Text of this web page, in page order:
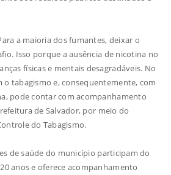
a maioria dos fumantes, deixar o
Isso porque a ausência de nicotina no
físicas e mentais desagradáveis. No
tabagismo e, consequentemente, com
pode contar com acompanhamento
de Salvador, por meio do
do Tabagismo.
de saúde do município participam do
anos e oferece acompanhamento